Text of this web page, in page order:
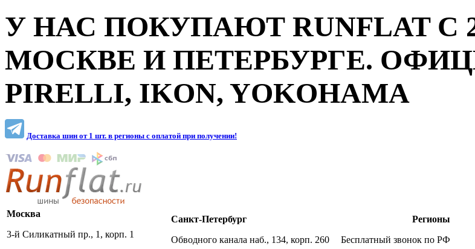
У НАС ПОКУПАЮТ RUNFLAT С
МОСКВЕ И ПЕТЕРБУРГЕ.
PIRELLI, IKON, YOKOHAMA
Доставка шин от 1 шт. в регионы c оплатой при получении!
Москва
3-й Силикатный пр., 1, корп. 1
Санкт-Петербург
Обводного канала наб., 134, корп. 260
Регионы
Бесплатный звонок по РФ